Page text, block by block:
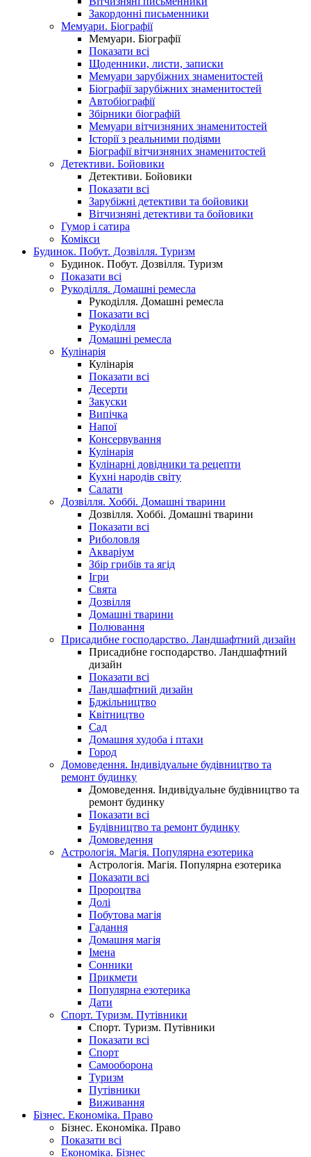
Закордонні письменники
Мемуари. Біографії
Мемуари. Біографії
Показати всі
Щоденники, листи, записки
Мемуари зарубіжних знаменитостей
Біографії зарубіжних знаменитостей
Автобіографії
Збірники біографій
Мемуари вітчизняних знаменитостей
Історії з реальними подіями
Біографії вітчизняних знаменитостей
Детективи. Бойовики
Детективи. Бойовики
Показати всі
Зарубіжні детективи та бойовики
Вітчизняні детективи та бойовики
Гумор і сатира
Комікси
Будинок. Побут. Дозвілля. Туризм
Будинок. Побут. Дозвілля. Туризм
Показати всі
Рукоділля. Домашні ремесла
Рукоділля. Домашні ремесла
Показати всі
Рукоділля
Домашні ремесла
Кулінарія
Кулінарія
Показати всі
Десерти
Закуски
Випічка
Напої
Консервування
Кулінарія
Кулінарні довідники та рецепти
Кухні народів світу
Салати
Дозвілля. Хоббі. Домашні тварини
Дозвілля. Хоббі. Домашні тварини
Показати всі
Риболовля
Акваріум
Збір грибів та ягід
Ігри
Свята
Дозвілля
Домашні тварини
Полювання
Присадибне господарство. Ландшафтний дизайн
Присадибне господарство. Ландшафтний
дизайн
Показати всі
Ландшафтний дизайн
Бджільництво
Квітництво
Сад
Домашня худоба і птахи
Город
Домоведення. Індивідуальне будівництво та
ремонт будинку
Домоведення. Індивідуальне будівництво та
ремонт будинку
Показати всі
Будівництво та ремонт будинку
Домоведення
Астрологія. Магія. Популярна езотерика
Астрологія. Магія. Популярна езотерика
Показати всі
Пророцтва
Долі
Побутова магія
Гадання
Домашня магія
Імена
Сонники
Прикмети
Популярна езотерика
Дати
Спорт. Туризм. Путівники
Спорт. Туризм. Путівники
Показати всі
Спорт
Самооборона
Туризм
Путівники
Виживання
Бізнес. Економіка. Право
Бізнес. Економіка. Право
Показати всі
Економіка. Бізнес